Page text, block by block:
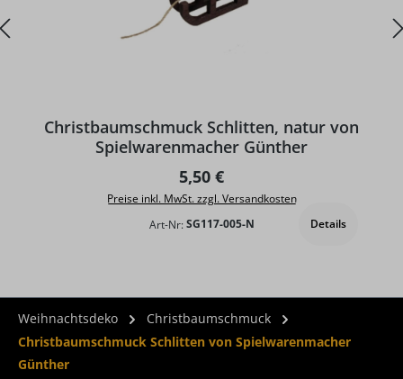
Christbaumschmuck Schlitten, natur von
Spielwarenmacher Günther
Regulärer Preis:
5,50 €
Preise inkl. MwSt. zzgl. Versandkosten
Art-Nr: SG117-005-N Details
Weihnachtsdeko
Christbaumschmuck
Christbaumschmuck Schlitten von Spielwarenmacher
Günther